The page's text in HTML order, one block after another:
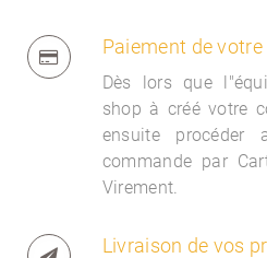
Paiement de
Dès lors que
shop à créé votre
ensuite procéder
commande par
Virement.
Livraison de vos